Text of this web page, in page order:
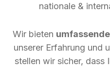
nationale &
Wir bieten
unserer Erfahrung und
stellen wir sicher, dass